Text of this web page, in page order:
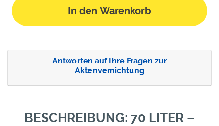
In den Warenkorb
Antworten auf Ihre Fragen zur
Aktenvernichtung
BESCHREIBUNG: 70 LITER –